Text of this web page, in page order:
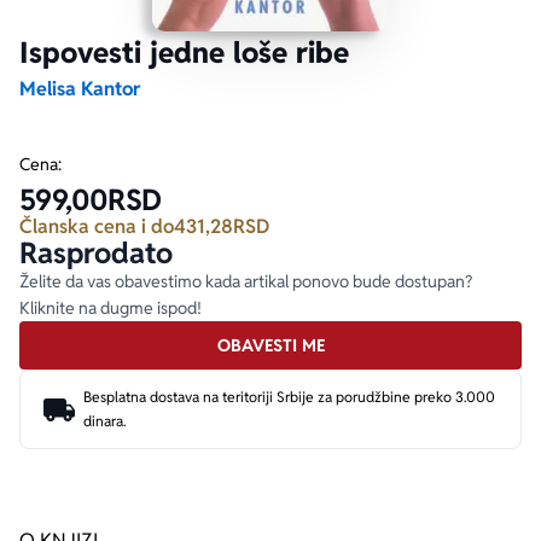
Ispovesti jedne loše ribe
Melisa Kantor
Cena:
599,00RSD
Članska cena i do431,28RSD
Rasprodato
Želite da vas obavestimo kada artikal ponovo bude dostupan?
Kliknite na dugme ispod!
OBAVESTI ME
Besplatna dostava na teritoriji Srbije za porudžbine preko 3.000
dinara.
Ekranizovane knjige
E-knjige
Autori
Poezija
Biografija
Bojan Ljubenović
Milica Jakovljević Mir-Jam
Peter Handke
Elif Šafak